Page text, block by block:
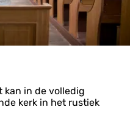
kan in de volledig
kerk in het rustiek